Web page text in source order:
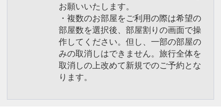
お願いいたします。
・複数のお部屋をご利用の際は希望の
部屋数を選択後、部屋割りの画面で操
作してください。但し、一部の部屋の
みの取消しはできません。旅行全体を
取消しの上改めて新規でのご予約とな
ります。